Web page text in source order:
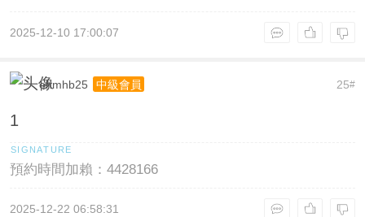
2025-12-10 17:00:07
25#
ehmhb25 中級會員
1
預約時間加賴：4428166
2025-12-22 06:58:31